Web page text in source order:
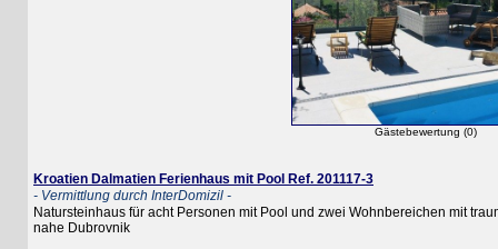
Gästebewertung (0)
Kroatien Dalmatien Ferienhaus mit Pool Ref. 201117-3
- Vermittlung durch InterDomizil -
Natursteinhaus für acht Personen mit Pool und zwei Wohnbereichen mit
nahe Dubrovnik